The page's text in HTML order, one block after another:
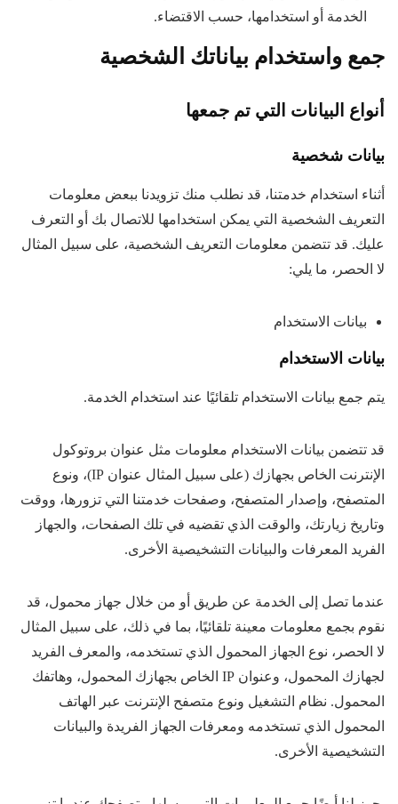
الخدمة أو استخدامها، حسب الاقتضاء.
جمع واستخدام بياناتك الشخصية
أنواع البيانات التي تم جمعها
بيانات شخصية
أثناء استخدام خدمتنا، قد نطلب منك تزويدنا ببعض معلومات
التعريف الشخصية التي يمكن استخدامها للاتصال بك أو التعرف
عليك. قد تتضمن معلومات التعريف الشخصية، على سبيل المثال
لا الحصر، ما يلي:
بيانات الاستخدام
بيانات الاستخدام
يتم جمع بيانات الاستخدام تلقائيًا عند استخدام الخدمة.
قد تتضمن بيانات الاستخدام معلومات مثل عنوان بروتوكول
الإنترنت الخاص بجهازك (على سبيل المثال عنوان IP)، ونوع
المتصفح، وإصدار المتصفح، وصفحات خدمتنا التي تزورها، ووقت
وتاريخ زيارتك، والوقت الذي تقضيه في تلك الصفحات، والجهاز
الفريد المعرفات والبيانات التشخيصية الأخرى.
عندما تصل إلى الخدمة عن طريق أو من خلال جهاز محمول، قد
نقوم بجمع معلومات معينة تلقائيًا، بما في ذلك، على سبيل المثال
لا الحصر، نوع الجهاز المحمول الذي تستخدمه، والمعرف الفريد
لجهازك المحمول، وعنوان IP الخاص بجهازك المحمول، وهاتفك
المحمول. نظام التشغيل ونوع متصفح الإنترنت عبر الهاتف
المحمول الذي تستخدمه ومعرفات الجهاز الفريدة والبيانات
التشخيصية الأخرى.